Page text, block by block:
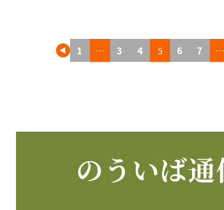
1 … 3 4 5 6 7
のういば